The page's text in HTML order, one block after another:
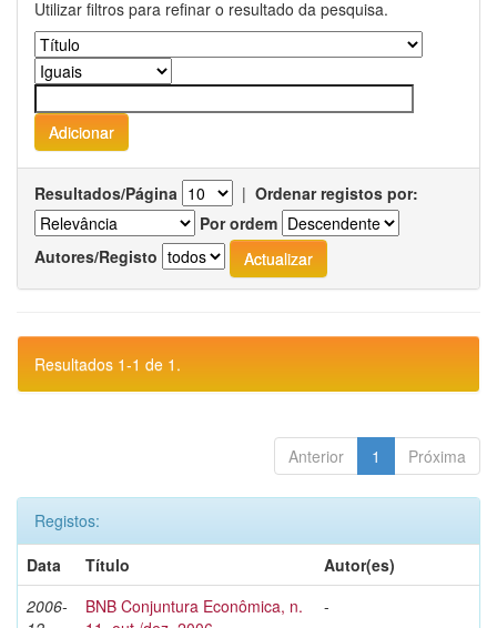
Utilizar filtros para refinar o resultado da pesquisa.
Resultados/Página | Ordenar registos por:
Por ordem
Autores/Registo
Resultados 1-1 de 1.
Anterior 1 Próxima
Registos:
Data
Título
Autor(es)
2006-
BNB Conjuntura Econômica, n.
-